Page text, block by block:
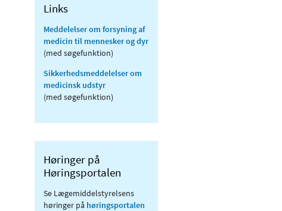
Links
Meddelelser om forsyning af
medicin til mennesker og dyr
(med søgefunktion)
Sikkerhedsmeddelelser om
medicinsk udstyr
(med søgefunktion)
Høringer på
Høringsportalen
Se Lægemiddelstyrelsens
høringer på høringsportalen